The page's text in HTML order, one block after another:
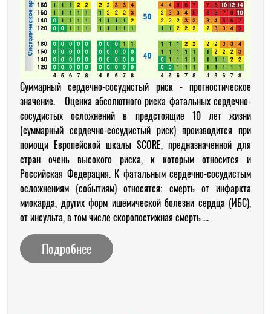
Суммарный сердечно-сосудистый риск - прогностическое
значение. Оценка абсолютного риска фатальных сердечно-
сосудистых осложнений в предстоящие 10 лет жизни
(суммарный сердечно-сосудистый риск) производится при
помощи Европейской шкалы SCORE, предназначенной для
стран очень высокого риска, к которым относится и
Российская Федерация. К фатальным сердечно-сосудистым
осложнениям (событиям) относятся: смерть от инфаркта
миокарда, других форм ишемической болезни сердца (ИБС),
от инсульта, в том числе скоропостижная смерть ...
Подробнее